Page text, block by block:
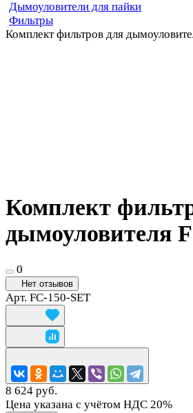
Дымоуловители для пайки
Фильтры
Комплект фильтров для
Комплект
дымоуловителя
0
Нет отзывов
Арт. FC-150-SET
8 624 руб.
Цена указана с учётом НДС 20%